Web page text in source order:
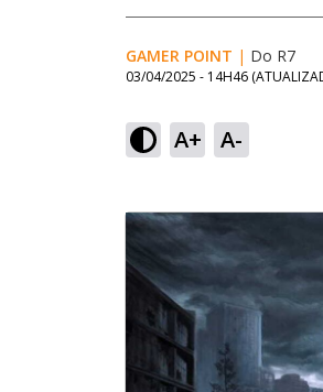
GAMER POINT | Do R7
03/04/2025 - 14H46
A+ A-